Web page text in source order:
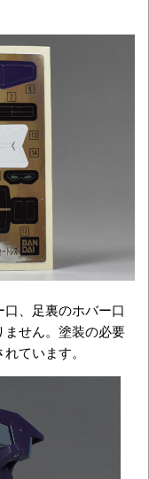
、足裏のホバー口
せん。塗装の必要
ています。